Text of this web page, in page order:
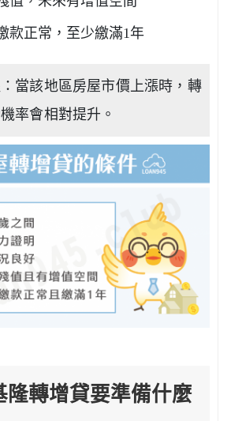
款正常，至少繳滿1年
當該地區房屋市價上漲時，轉
率會相對提升。
隆轉增貸要準備什麼